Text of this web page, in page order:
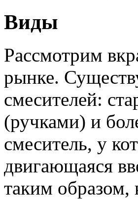
Виды
Рассмотрим
рынке.
смесителей:
(ручками) и
смеситель, у
двигающаяся
таким образом,